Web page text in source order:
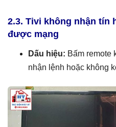
2.3. Tivi không nhận tín
được mạng
Dấu hiệu: Bấm remote
nhận lệnh hoặc không